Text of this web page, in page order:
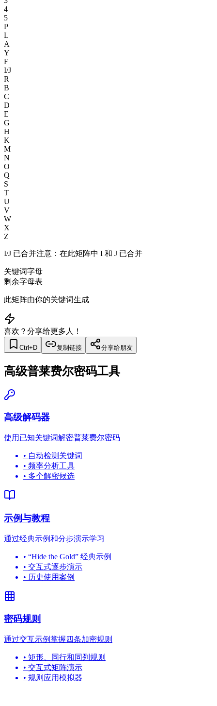
4
5
P
L
A
Y
F
I/J
R
B
C
D
E
G
H
K
M
N
O
Q
S
T
U
V
W
X
Z
I/J 已合并注意：在此矩阵中 I 和 J 已合并
关键词字母
剩余字母表
此矩阵由你的关键词生成
喜欢？分享给更多人！
Ctrl+D 复制链接 分享给朋友
高级普莱费尔密码工具
高级解码器
使用已知关键词解密普莱费尔密码
• 自动检测关键词
• 频率分析工具
• 多个解密候选
示例与教程
通过经典示例和分步演示学习
• “Hide the Gold” 经典示例
• 交互式逐步演示
• 历史使用案例
密码规则
通过交互示例掌握四条加密规则
• 矩形、同行和同列规则
• 交互式矩阵演示
• 规则应用模拟器